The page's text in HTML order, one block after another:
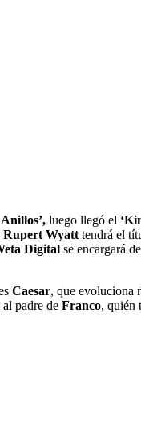
luego llegó el
Rupert Wyatt tendrá el
Digital se encargará
Caesar, que evoluciona
padre de Franco, quién